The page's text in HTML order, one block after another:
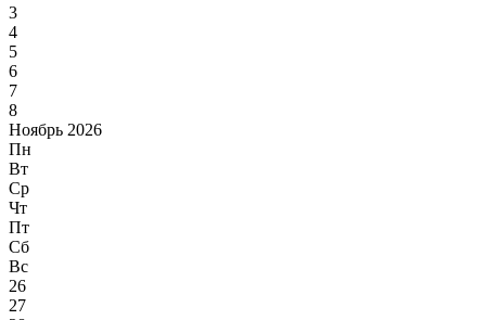
3
4
5
6
7
8
Ноябрь 2026
Пн
Вт
Ср
Чт
Пт
Сб
Вс
26
27